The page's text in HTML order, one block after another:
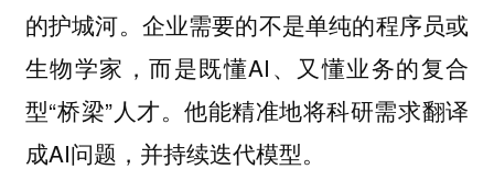
的护城河。企业需要的不是单纯的程序员或
生物学家，而是既懂AI、又懂业务的复合
型“桥梁”人才。他能精准地将科研需求翻译
成AI问题，并持续迭代模型。